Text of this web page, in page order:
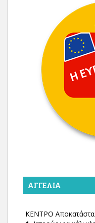
ΑΓΓΕΛΊΑ
ΚΕΝΤΡΟ